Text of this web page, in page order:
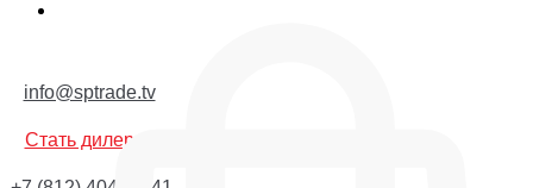
info@sptrade.tv
Стать дилером